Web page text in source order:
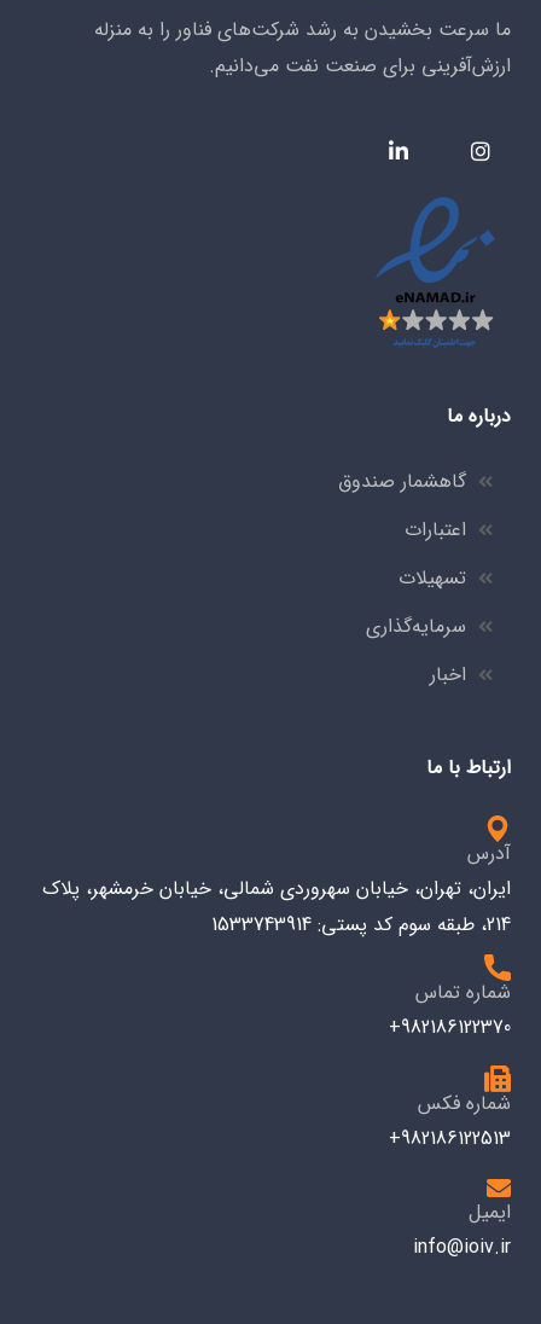
ما سرعت بخشیدن به رشد شرکت‌های فناور را به منزله
ارزش‌آفرینی برای صنعت نفت می‌دانیم.
درباره ما
گاهشمار صندوق
اعتبارات
تسهیلات
سرمایه‌گذاری
اخبار
ارتباط با ما
آدرس
ایران، تهران، خیابان سهروردی شمالی، خیابان خرمشهر، پلاک
214، طبقه سوم کد پستی: 1533743914
شماره تماس
982186122370+
شماره فکس
982186122513+
ایمیل
info@ioiv.ir